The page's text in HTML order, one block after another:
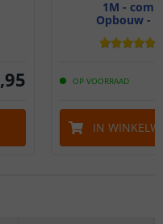
,95
1M -
Opbouw -
OP VOORRAAD
IN